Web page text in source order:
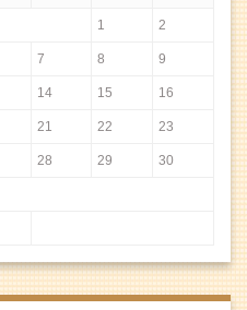
1 2
7 8 9
14 15 16
21 22 23
28 29 30